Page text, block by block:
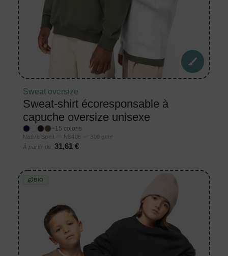
Sweat oversize
Sweat-shirt écoresponsable à
capuche oversize unisexe
+15 coloris
Native Spirit — NS408 — 300 g/m²
À partir de
31,61 €
BIO